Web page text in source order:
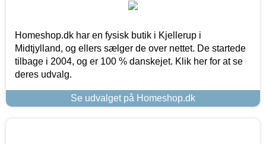
Homeshop.dk har en fysisk butik i Kjellerup i
Midtjylland, og ellers sælger de over nettet. De startede
tilbage i 2004, og er 100 % danskejet. Klik her for at se
deres udvalg.
Se udvalget på Homeshop.dk